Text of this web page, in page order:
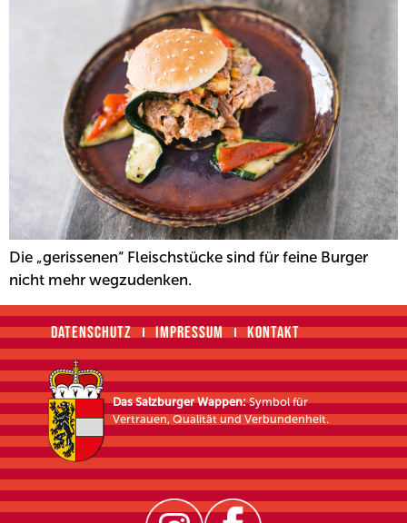
Die „gerissenen“ Fleischstücke sind für feine Burger
nicht mehr wegzudenken.
DATENSCHUTZ IMPRESSUM KONTAKT
Das Salzburger Wappen:Symbol für
Vertrauen, Qualität und Verbundenheit.